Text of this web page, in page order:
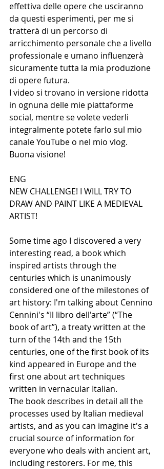
effettiva delle opere che usciranno
da questi esperimenti, per me si
tratterà di un percorso di
arricchimento personale che a livello
professionale e umano influenzerà
sicuramente tutta la mia produzione
di opere futura.
I video si trovano in versione ridotta
in ognuna delle mie piattaforme
social, mentre se volete vederli
integralmente potete farlo sul mio
canale YouTube o nel mio vlog.
Buona visione!
ENG
NEW CHALLENGE! I WILL TRY TO
DRAW AND PAINT LIKE A MEDIEVAL
ARTIST!
Some time ago I discovered a very
interesting read, a book which
inspired artists through the
centuries which is unanimously
considered one of the milestones of
art history: I'm talking about Cennino
Cennini's “Il libro dell'arte” (“The
book of art”), a treaty written at the
turn of the 14th and the 15th
centuries, one of the first book of its
kind appeared in Europe and the
first one about art techniques
written in vernacular Italian.
The book describes in detail all the
processes used by Italian medieval
artists, and as you can imagine it's a
crucial source of information for
everyone who deals with ancient art,
including restorers. For me, this